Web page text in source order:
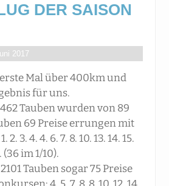
DER SAISON
2017
Mal über 400km und
für uns.
Tauben wurden von 89
69 Preise errungen mit
3. 4. 4. 6. 7. 8. 10. 13. 14. 15.
(36 im 1/10).
Tauben sogar 75 Preise